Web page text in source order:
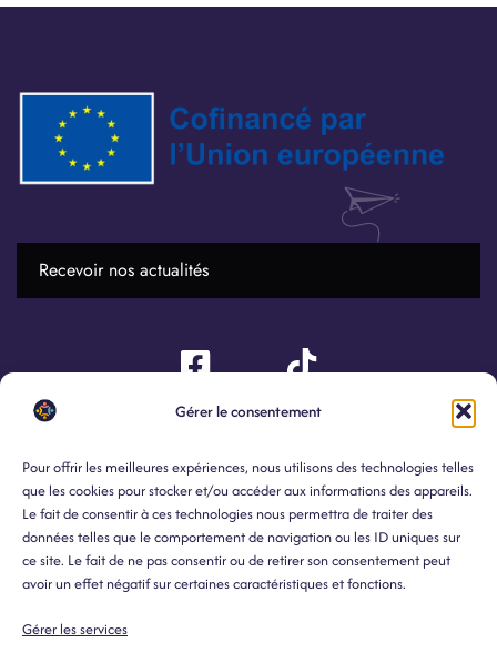
Gérer le consentement
Pour offrir les meilleures expériences, nous utilisons des technologies telles
que les cookies pour stocker et/ou accéder aux informations des appareils.
Le fait de consentir à ces technologies nous permettra de traiter des
données telles que le comportement de navigation ou les ID uniques sur
ce site. Le fait de ne pas consentir ou de retirer son consentement peut
avoir un effet négatif sur certaines caractéristiques et fonctions.
Gérer les services
LIENS
Vie privée
Personnes de
contact
COLLÈGE
Cabanga
Études
Erasmus
CONTACT
2, rue du Cimetière 4430 Ans
(Liège)
04/224.69.40